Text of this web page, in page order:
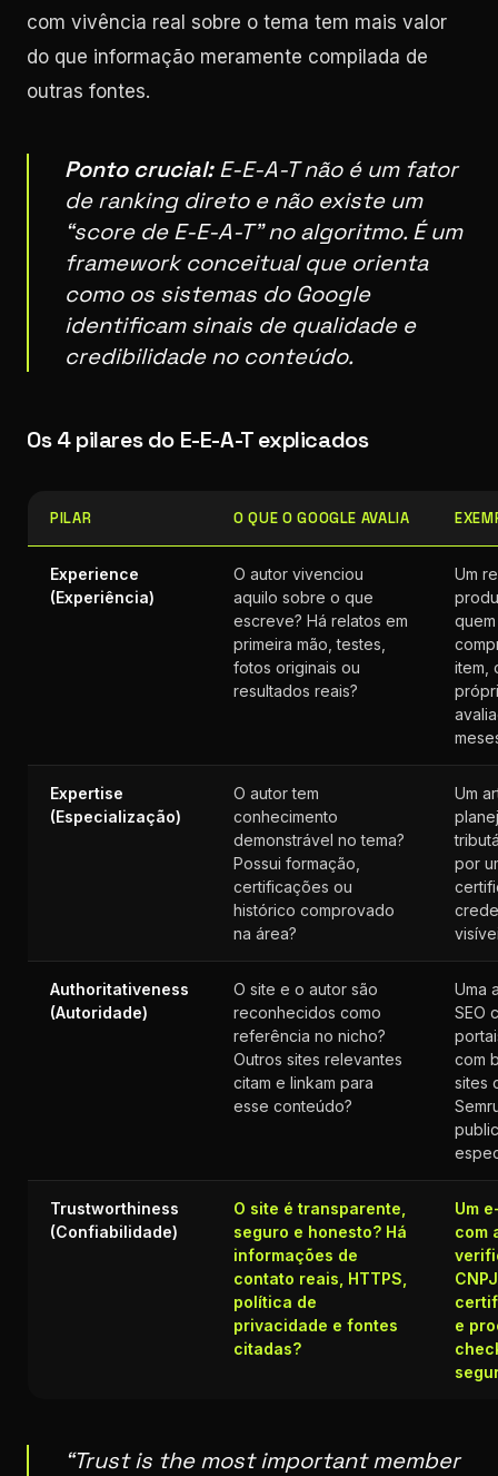
com vivência real sobre o tema tem mais valor
do que informação meramente compilada de
outras fontes.
Ponto crucial:E-E-A-T não é um fator
de ranking direto e não existe um
“score de E-E-A-T” no algoritmo. É um
framework conceitual que orienta
como os sistemas do Google
identificam sinais de qualidade e
credibilidade no conteúdo.
Os 4 pilares do E-E-A-T explicados
PILAR O QUE O GOOGLE AVALIA
Experience
(Experiência)
O autor vivenciou
aquilo sobre o que
escreve? Há relatos em
primeira mão, testes,
fotos originais ou
resultados reais?
Um
item,
Expertise
(Especialização)
O autor tem
conhecimento
demonstrável no tema?
Possui formação,
certificações ou
histórico comprovado
na área?
Um
por
Authoritativeness
(Autoridade)
O site e o autor são
reconhecidos como
referência no nicho?
Outros sites relevantes
citam e linkam para
esse conteúdo?
Uma
SEO
com
sites
Trustworthiness
(Confiabilidade)
O site é transparente,
seguro e honesto? Há
informações de
contato reais, HTTPS,
política de
privacidade e fontes
citadas?
Um
com
e
“Trust is the most important member